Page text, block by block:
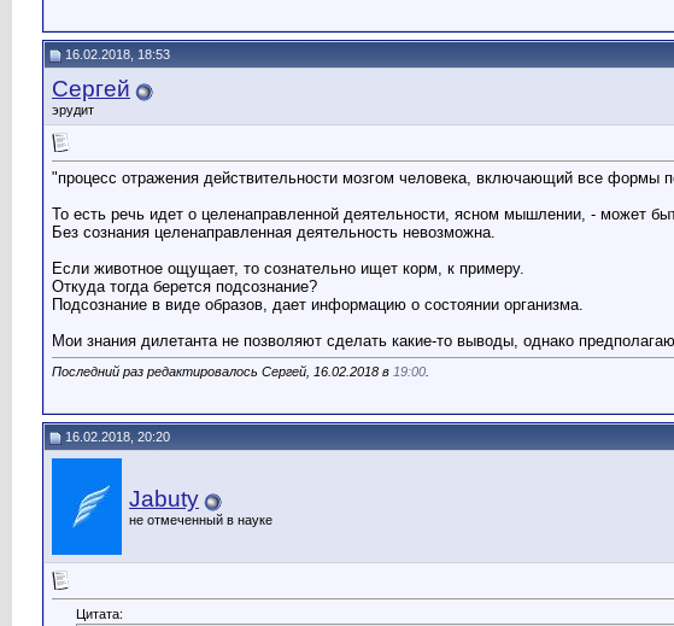
16.02.2018, 18:53
Сергей
эрудит
"процесс отражения действительности мозгом человека, включающий все формы
То есть речь идет о целенаправленной деятельности, ясном мышлении, - может
Без сознания целенаправленная деятельность невозможна.
Если животное ощущает, то сознательно ищет корм, к примеру.
Откуда тогда берется подсознание?
Подсознание в виде образов, дает информацию о состоянии организма.
Мои знания дилетанта не позволяют сделать какие-то выводы, однако
Последний раз редактировалось Сергей, 16.02.2018 в 19:00
16.02.2018, 20:20
Jabuty
не отмеченный в науке
Цитата: